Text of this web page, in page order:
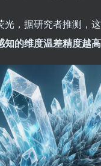
，据研究者推测，
知的维度温差精度越高